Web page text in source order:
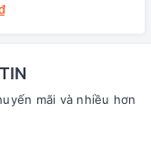
mãi và nhiều hơn